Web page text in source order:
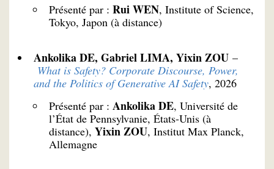
Présenté par : Rui WEN, Institute of Science,
Tokyo, Japon (à distance)
Ankolika DE, Gabriel LIMA, Yixin ZOU –
What is Safety? Corporate Discourse, Power,
and the Politics of Generative AI Safety, 2026
Présenté par : Ankolika DE, Université de
l’État de Pennsylvanie, États-Unis (à
distance), Yixin ZOU, Institut Max Planck,
Allemagne